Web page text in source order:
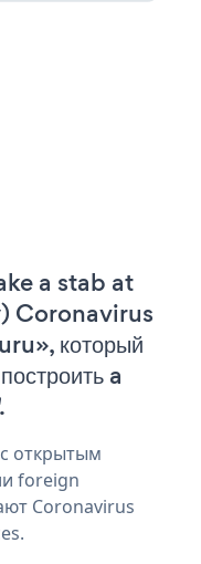
a stab at
Coronavirus
который
a
открытым
foreign
Coronavirus